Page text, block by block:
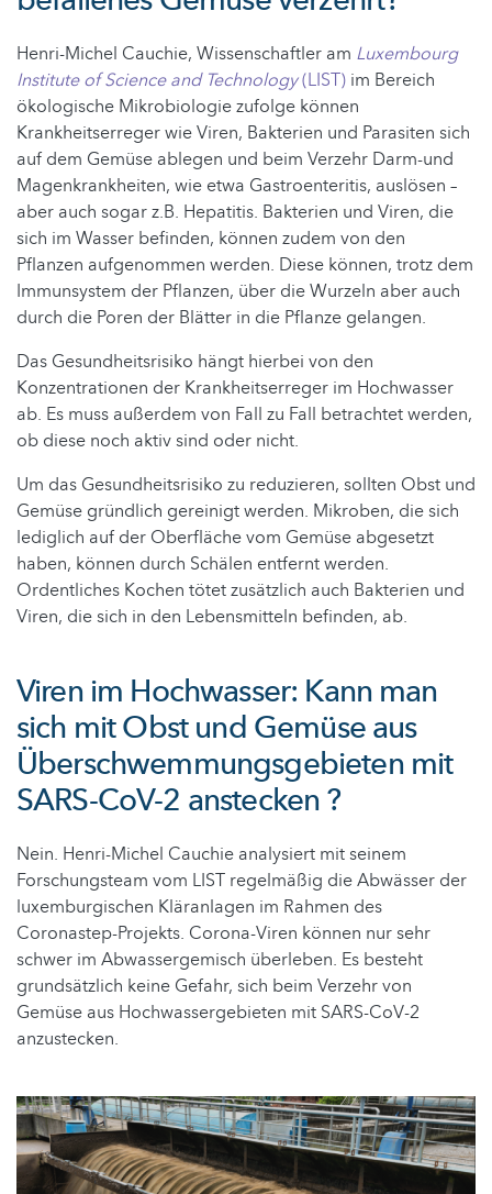
Henri-Michel Cauchie, Wissenschaftler am Luxembourg
Institute of Science and Technology(LIST) im Bereich
ökologische Mikrobiologie zufolge können
Krankheitserreger wie Viren, Bakterien und Parasiten sich
auf dem Gemüse ablegen und beim Verzehr Darm-und
Magenkrankheiten, wie etwa Gastroenteritis, auslösen –
aber auch sogar z.B. Hepatitis. Bakterien und Viren, die
sich im Wasser befinden, können zudem von den
Pflanzen aufgenommen werden. Diese können, trotz dem
Immunsystem der Pflanzen, über die Wurzeln aber auch
durch die Poren der Blätter in die Pflanze gelangen.
Das Gesundheitsrisiko hängt hierbei von den
Konzentrationen der Krankheitserreger im Hochwasser
ab. Es muss außerdem von Fall zu Fall betrachtet werden,
ob diese noch aktiv sind oder nicht.
Um das Gesundheitsrisiko zu reduzieren, sollten Obst und
Gemüse gründlich gereinigt werden. Mikroben, die sich
lediglich auf der Oberfläche vom Gemüse abgesetzt
haben, können durch Schälen entfernt werden.
Ordentliches Kochen tötet zusätzlich auch Bakterien und
Viren, die sich in den Lebensmitteln befinden, ab.
Viren im Hochwasser: Kann man
sich mit Obst und Gemüse aus
Überschwemmungsgebieten mit
SARS-CoV-2 anstecken ?
Nein. Henri-Michel Cauchie analysiert mit seinem
Forschungsteam vom LIST regelmäßig die Abwässer der
luxemburgischen Kläranlagen im Rahmen des
Coronastep-Projekts. Corona-Viren können nur sehr
schwer im Abwassergemisch überleben. Es besteht
grundsätzlich keine Gefahr, sich beim Verzehr von
Gemüse aus Hochwassergebieten mit SARS-CoV-2
anzustecken.